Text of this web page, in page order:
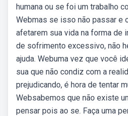
humana ou se foi um trabalho
Webmas se isso não passar e
afetarem sua vida na forma de
de sofrimento excessivo, não
ajuda. Webuma vez que você
sua que não condiz com a
prejudicando, é hora de tentar
Websabemos que não existe
pensar pois ao se. Faça uma